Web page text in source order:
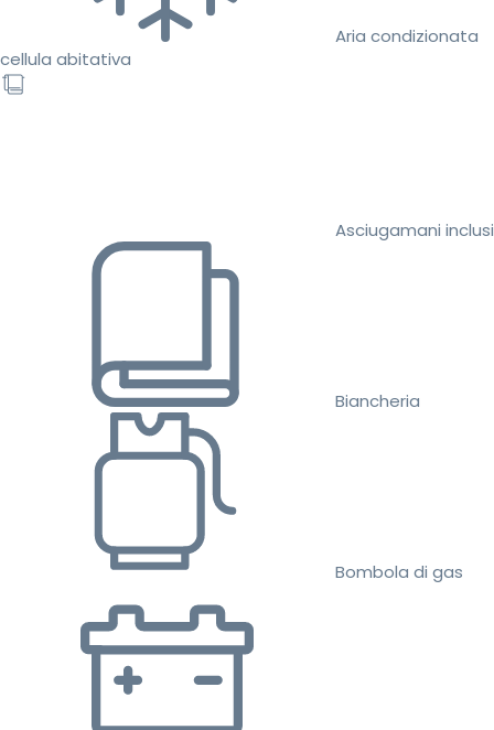
Aria condizionata
cellula abitativa
Asciugamani inclusi
Biancheria
Bombola di gas